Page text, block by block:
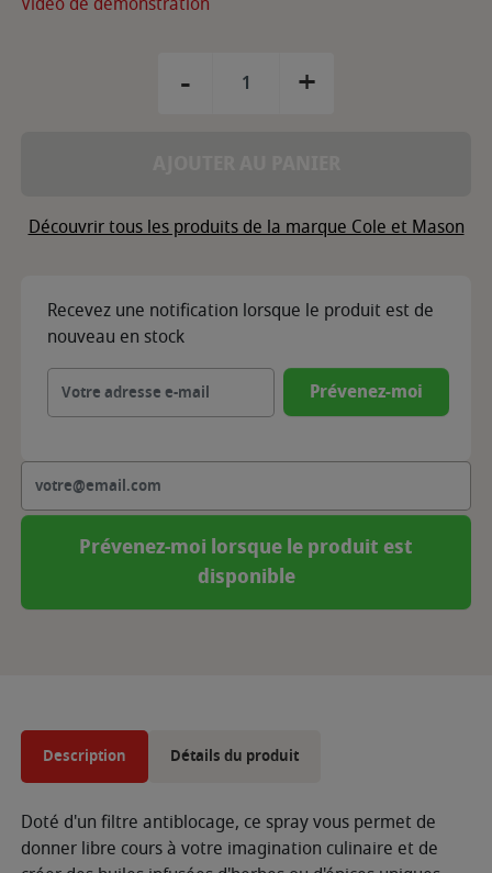
- +
Découvrir tous les produits de la marque Cole et Mason
Recevez une notification lorsque le produit est de
nouveau en stock
Prévenez-moi
Prévenez-moi lorsque le produit est
disponible
Description Détails du produit
Doté d'un filtre antiblocage, ce spray vous permet de
donner libre cours à votre imagination culinaire et de